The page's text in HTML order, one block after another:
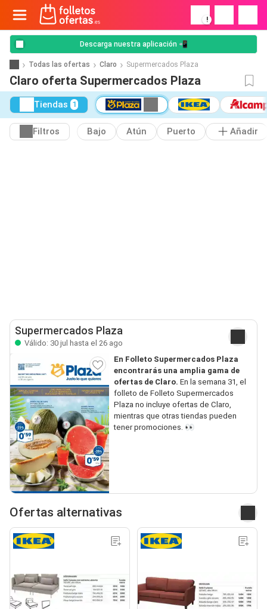
!
Descarga nuestra aplicación 📲
Todas las ofertas Claro Supermercados Plaza
Claro oferta Supermercados Plaza
Tiendas 1
Filtros Bajo Atún Puerto Añadir
Supermercados Plaza
Válido: 30 jul hasta el 26 ago
En Folleto Supermercados Plaza
encontrarás una amplia gama de
ofertas de Claro. En la semana 31, el
folleto de Folleto Supermercados
Plaza no incluye ofertas de Claro,
mientras que otras tiendas pueden
tener promociones. 👀
Ofertas alternativas